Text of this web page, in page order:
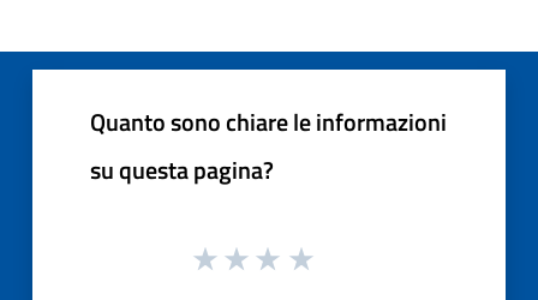
Quanto sono chiare le informazioni
su questa pagina?